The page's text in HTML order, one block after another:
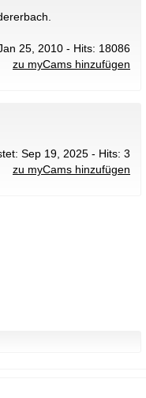
25, 2010 - Hits: 18086
zu myCams hinzufügen
Sep 19, 2025 - Hits: 3
zu myCams hinzufügen